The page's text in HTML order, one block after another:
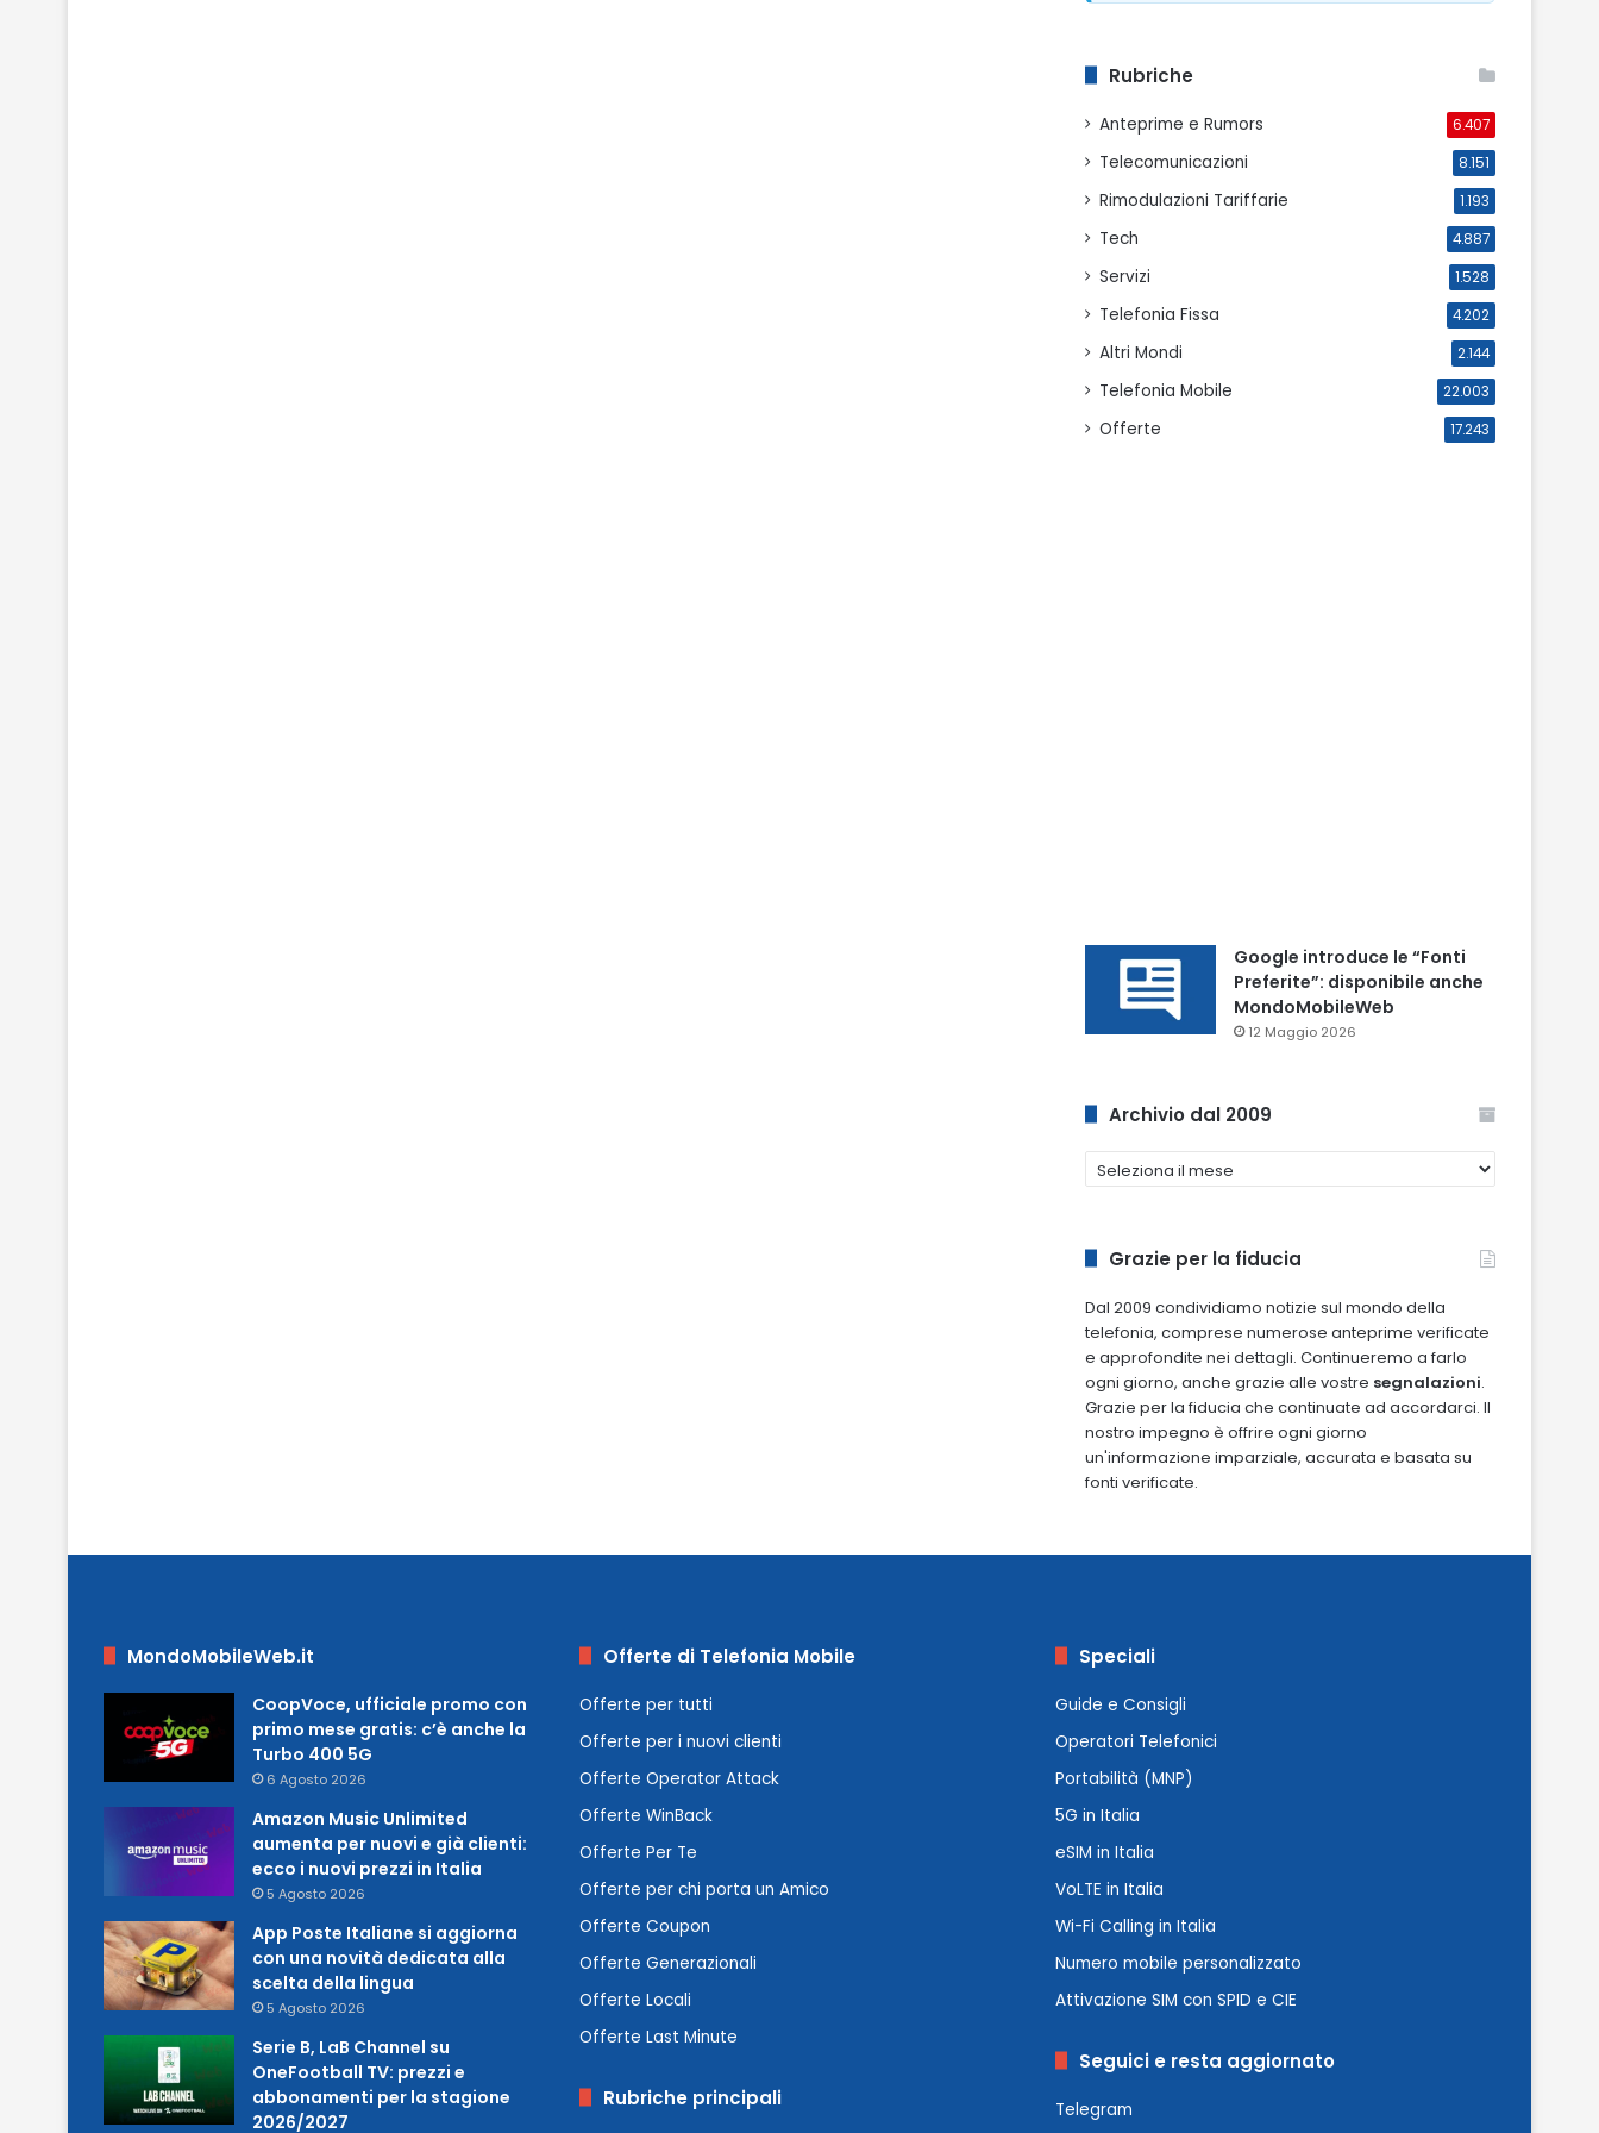
Rubriche
Anteprime e Rumors 6.407
Telecomunicazioni 8.151
Rimodulazioni Tariffarie 1.193
Tech 4.887
Servizi 1.528
Telefonia Fissa 4.202
Altri Mondi 2.144
Telefonia Mobile 22.003
Offerte 17.243
Google introduce le “Fonti
Preferite”: disponibile anche
MondoMobileWeb
12 Maggio 2026
Archivio dal 2009
Archivio
dal
Grazie per la fiducia
Dal 2009 condividiamo notizie sul mondo della
telefonia, comprese numerose anteprime verificate
e approfondite nei dettagli. Continueremo a farlo
ogni giorno, anche grazie alle vostre segnalazioni.
Grazie per la fiducia che continuate ad accordarci. Il
nostro impegno è offrire ogni giorno
un'informazione imparziale, accurata e basata su
fonti verificate.
MondoMobileWeb.it
CoopVoce, ufficiale promo con
primo mese gratis: c’è anche la
Turbo 400 5G
6 Agosto 2026
Amazon Music Unlimited
aumenta per nuovi e già clienti:
ecco i nuovi prezzi in Italia
5 Agosto 2026
App Poste Italiane si aggiorna
con una novità dedicata alla
scelta della lingua
5 Agosto 2026
Serie B, LaB Channel su
OneFootball TV: prezzi e
abbonamenti per la stagione
2026/2027
Offerte di Telefonia Mobile
Offerte per tutti
Offerte per i nuovi clienti
Offerte Operator Attack
Offerte WinBack
Offerte Per Te
Offerte per chi porta un Amico
Offerte Coupon
Offerte Generazionali
Offerte Locali
Offerte Last Minute
Rubriche principali
Speciali
Guide e Consigli
Operatori Telefonici
Portabilità (MNP)
5G in Italia
eSIM in Italia
VoLTE in Italia
Wi-Fi Calling in Italia
Numero mobile personalizzato
Attivazione SIM con SPID e CIE
Seguici e resta aggiornato
Telegram